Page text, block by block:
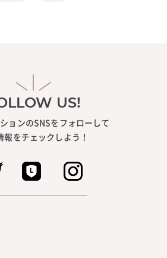
US!
ョンのSNSをフォローして
報をチェックしよう！